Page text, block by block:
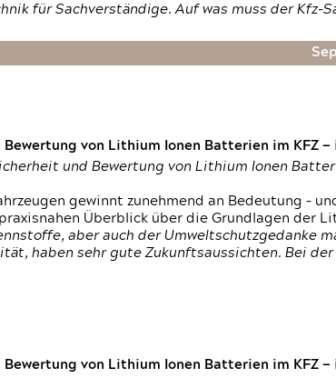
für Sachverständige. Auf was muss der
von Lithium Ionen Batterien im KFZ
und Bewertung von Lithium Ionen
gewinnt zunehmend an Bedeutung –
Überblick über die Grundlagen der
aber auch der Umweltschutzgedanke
haben sehr gute Zukunftsaussichten. Bei
von Lithium Ionen Batterien im KFZ